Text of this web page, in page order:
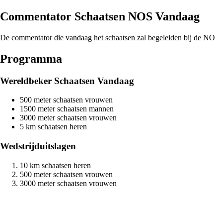
Commentator Schaatsen NOS Vandaag
De commentator die vandaag het schaatsen zal begeleiden bij de
Programma
Wereldbeker Schaatsen Vandaag
500 meter schaatsen vrouwen
1500 meter schaatsen mannen
3000 meter schaatsen vrouwen
5 km schaatsen heren
Wedstrijduitslagen
10 km schaatsen heren
500 meter schaatsen vrouwen
3000 meter schaatsen vrouwen